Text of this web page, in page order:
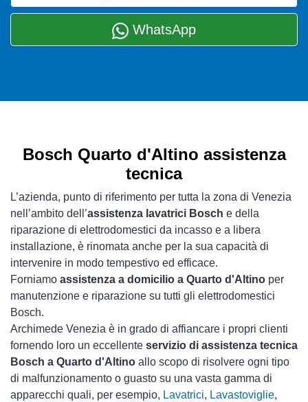
WhatsApp
Bosch Quarto d'Altino assistenza
tecnica
L’azienda, punto di riferimento per tutta la zona di Venezia
nell’ambito dell’assistenza lavatrici Bosch e della
riparazione di elettrodomestici da incasso e a libera
installazione, è rinomata anche per la sua capacità di
intervenire in modo tempestivo ed efficace.
Forniamo assistenza a domicilio a Quarto d'Altino per
manutenzione e riparazione su tutti gli elettrodomestici
Bosch.
Archimede Venezia è in grado di affiancare i propri clienti
fornendo loro un eccellente servizio di assistenza tecnica
Bosch a Quarto d'Altino allo scopo di risolvere ogni tipo
di malfunzionamento o guasto su una vasta gamma di
apparecchi quali, per esempio, Lavatrici, Lavastoviglie,